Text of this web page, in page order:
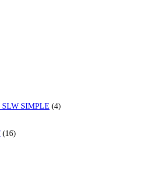
SIMPLE (4)
(16)